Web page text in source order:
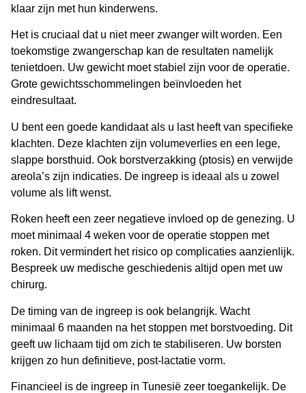
klaar zijn met hun kinderwens.
Het is cruciaal dat u niet meer zwanger wilt worden. Een
toekomstige zwangerschap kan de resultaten namelijk
tenietdoen. Uw gewicht moet stabiel zijn voor de operatie.
Grote gewichtsschommelingen beïnvloeden het
eindresultaat.
U bent een goede kandidaat als u last heeft van specifieke
klachten. Deze klachten zijn volumeverlies en een lege,
slappe borsthuid. Ook borstverzakking (ptosis) en verwijde
areola’s zijn indicaties. De ingreep is ideaal als u zowel
volume als lift wenst.
Roken heeft een zeer negatieve invloed op de genezing. U
moet minimaal 4 weken voor de operatie stoppen met
roken. Dit vermindert het risico op complicaties aanzienlijk.
Bespreek uw medische geschiedenis altijd open met uw
chirurg.
De timing van de ingreep is ook belangrijk. Wacht
minimaal 6 maanden na het stoppen met borstvoeding. Dit
geeft uw lichaam tijd om zich te stabiliseren. Uw borsten
krijgen zo hun definitieve, post-lactatie vorm.
Financieel is de ingreep in Tunesië zeer toegankelijk. De